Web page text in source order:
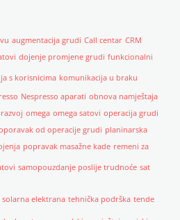
augmentacija grudi Call centar CRM
dojenje promjene grudi funkcionalni
s korisnicima komunikacija u braku
Nespresso aparati obnova namještaja
omega omega satovi operacija grudi
od operacije grudi planinarska
popravak masažne kade remeni za
samopouzdanje poslije trudnoće sat
solarna elektrana tehnička podrška tende